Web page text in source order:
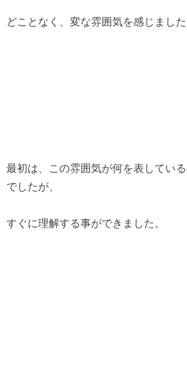
どことなく、変な雰囲気を感じました
最初は、この雰囲気が何を表してい
でしたが、
すぐに理解する事ができました。